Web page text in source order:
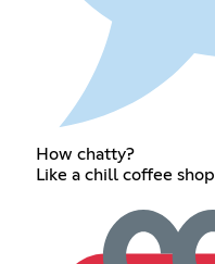
How chatty?
Like a chill coffee shop